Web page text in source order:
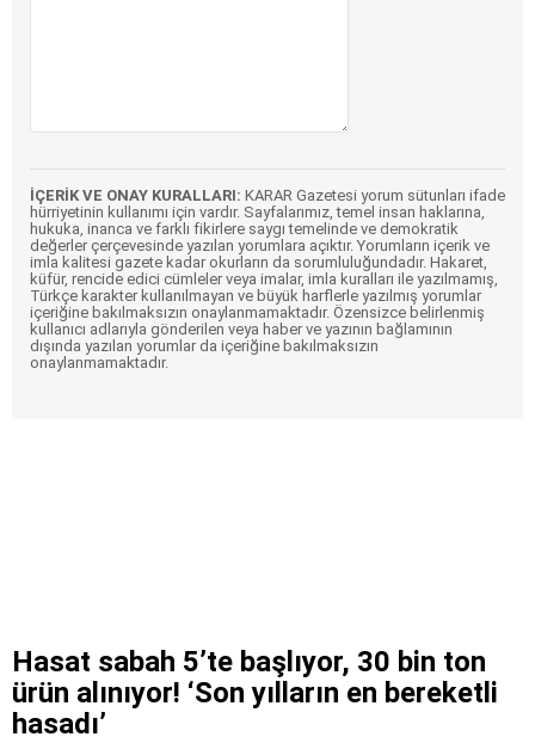
İÇERİK VE ONAY KURALLARI: KARAR Gazetesi yorum sütunları ifade
hürriyetinin kullanımı için vardır. Sayfalarımız, temel insan haklarına,
hukuka, inanca ve farklı fikirlere saygı temelinde ve demokratik
değerler çerçevesinde yazılan yorumlara açıktır. Yorumların içerik ve
imla kalitesi gazete kadar okurların da sorumluluğundadır. Hakaret,
küfür, rencide edici cümleler veya imalar, imla kuralları ile yazılmamış,
Türkçe karakter kullanılmayan ve büyük harflerle yazılmış yorumlar
içeriğine bakılmaksızın onaylanmamaktadır. Özensizce belirlenmiş
kullanıcı adlarıyla gönderilen veya haber ve yazının bağlamının
dışında yazılan yorumlar da içeriğine bakılmaksızın
onaylanmamaktadır.
Hasat sabah 5’te başlıyor, 30 bin ton
ürün alınıyor! ‘Son yılların en bereketli
hasadı’